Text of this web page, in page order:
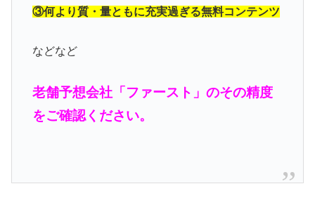
③何より質・量ともに充実過ぎる無料コンテンツ
などなど
老舗予想会社「ファースト」のその精度
をご確認ください。